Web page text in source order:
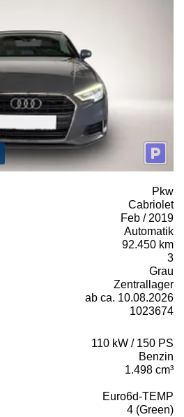
Pkw
Cabriolet
Feb / 2019
Automatik
92.450 km
3
Grau
Zentrallager
ab ca. 10.08.2026
1023674
110 kW / 150 PS
Benzin
1.498 cm³
Euro6d-TEMP
4 (Green)